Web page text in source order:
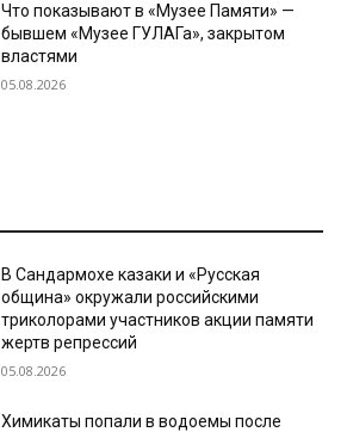
Что показывают в «Музее Памяти» —
бывшем «Музее ГУЛАГа», закрытом
властями
05.08.2026
В Сандармохе казаки и «Русская
община» окружали российскими
триколорами участников акции памяти
жертв репрессий
05.08.2026
Химикаты попали в водоемы после